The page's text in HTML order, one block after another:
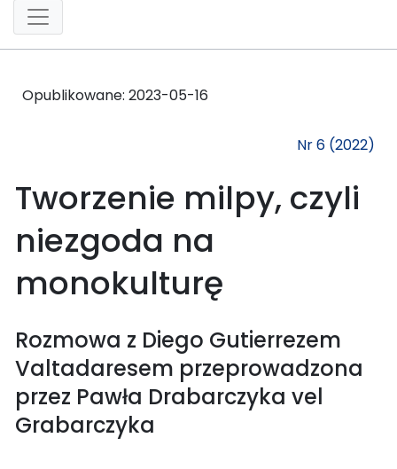
Opublikowane: 2023-05-16
Nr 6 (2022)
Tworzenie milpy, czyli
niezgoda na
monokulturę
Rozmowa z Diego Gutierrezem
Valtadaresem przeprowadzona
przez Pawła Drabarczyka vel
Grabarczyka